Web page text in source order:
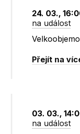
24. 03.,
na událost
Přejít na
03. 03.,
na událost